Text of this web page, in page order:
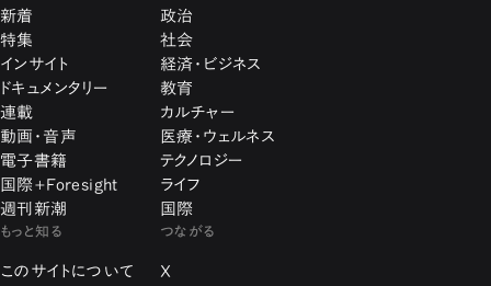
新着
特集
インサイト
ドキュメンタリー
連載
動画・音声
電子書籍
国際+Foresight
週刊新潮
政治
社会
経済・ビジネス
教育
カルチャー
医療・ウェルネス
テクノロジー
ライフ
国際
もっと知る
このサイトについて
つながる
X